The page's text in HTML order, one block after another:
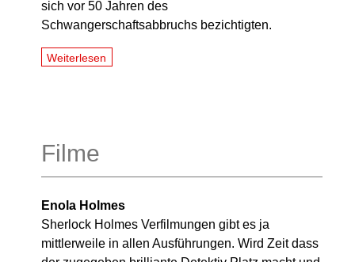
sich vor 50 Jahren des
Schwangerschaftsabbruchs bezichtigten.
Weiterlesen
Filme
Enola Holmes
Sherlock Holmes Verfilmungen gibt es ja
mittlerweile in allen Ausführungen. Wird Zeit dass